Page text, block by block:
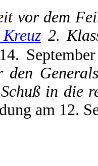
vor dem
2.
in die
am 12.